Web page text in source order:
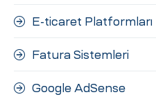
E-ticaret Platformları
Fatura Sistemleri
Google AdSense